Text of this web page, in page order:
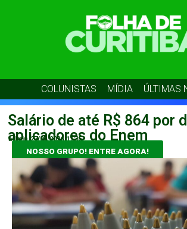
COLUNISTAS MÍDIA ÚLTIMAS
Salário de até R$ 864 por
aplicadores do Enem
admin 27/05/2026 11:35
NOSSO GRUPO! ENTRE AGORA!